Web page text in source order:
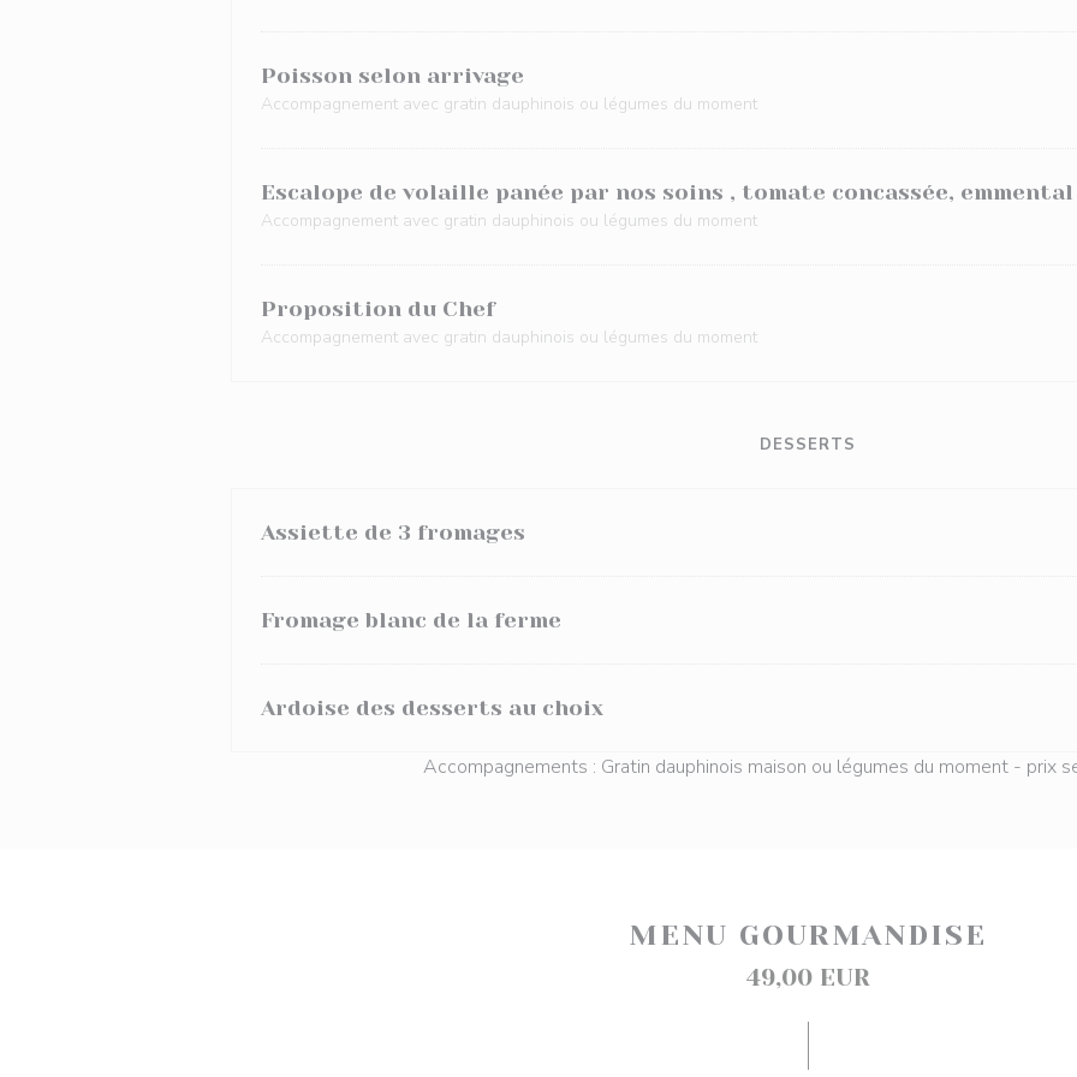
Poisson selon arrivage
Accompagnement avec gratin dauphinois ou légumes du moment
Escalope de volaille panée par nos soins , tomate concassée,
Accompagnement avec gratin dauphinois ou légumes du moment
Proposition du Chef
Accompagnement avec gratin dauphinois ou légumes du moment
DESSERTS
Assiette de 3 fromages
Fromage blanc de la ferme
Ardoise des desserts au choix
Accompagnements : Gratin dauphinois maison ou légumes du moment - prix
MENU GOURMANDISE
49,00 EUR